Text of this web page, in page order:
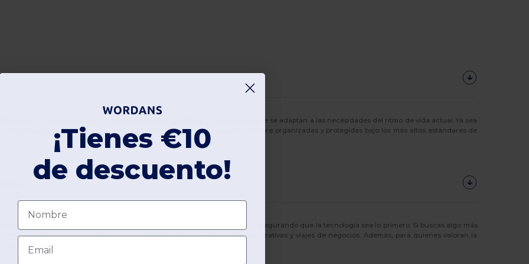
ofrecemos una gama seleccionada de
que se adaptan a las necesidades del ritmo de vida actual. Ya sea
soluciones de transporte garantizan que tus pertenencias estén siempre organizadas y protegidas bajo los más altos estándares de
diseñados con compartimentos acolchados para MacBook® y PC, asegurando que la tecnología sea lo primero. Si buscas algo más
a maletín en segundos, una característica ideal para reuniones corporativas y viajes de negocios. Además, para quienes valoran la
con certificación Bluesign® y tejidos reciclados.
¡Tienes €10
de descuento!
Nombre
Email